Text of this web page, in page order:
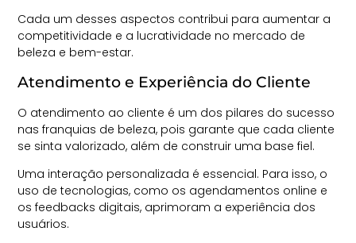
Cada um desses aspectos contribui para aumentar a
competitividade e a lucratividade no mercado de
beleza e bem-estar.
Atendimento e Experiência do Cliente
O atendimento ao cliente é um dos pilares do sucesso
nas franquias de beleza, pois garante que cada cliente
se sinta valorizado, além de construir uma base fiel.
Uma interação personalizada é essencial. Para isso, o
uso de tecnologias, como os agendamentos online e
os feedbacks digitais, aprimoram a experiência dos
usuários.